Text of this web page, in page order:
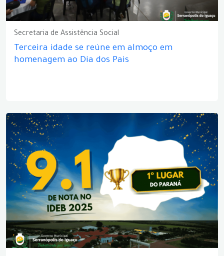
Secretaria de Assistência Social
Terceira idade se reúne em almoço em
homenagem ao Dia dos Pais